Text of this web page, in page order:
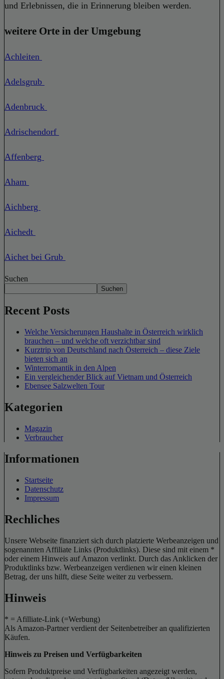
und Erlebnissen, die in Erinnerung bleiben werden.
weitere Orte in der Umgebung
Achleiten
Adelsgrub
Adenbruck
Adrischendorf
Affenberg
Aham
Aichberg
Aichedt
Aichet bei Grub
Suchen
Suchen
Recent Posts
Welche Versicherungen Haushalte in Österreich wirklich
brauchen – und welche oft verzichtbar sind
Kurztrip von Deutschland nach Österreich – diese Ziele
bieten sich an
Winterromantik in den Alpen
Ein vergleichender Blick auf Vietnam und Österreich
Ebensee Salzwelten Tour
Kategorien
Magazin
Verbraucher
Informationen
Startseite
Datenschutz
Impressum
Rechliches
Unsere Webseite finanziert sich durch platzierte Werbeanzeigen und
sogenannten Affiliate Links (Produktlinks). Diese sind mit einem *
oder einem Hinweis auf Amazon verlinkt. Durch das Anklicken der
Produktlinks bzw. Werbeanzeigen verdienen wir einen kleinen
Betrag, der uns hilft, diese Seite weiter zu verbessern.
Hinweis
* = Afilliate-Link (=Werbung)
Als Amazon-Partner verdient der Seitenbetreiber an qualifizierten
Käufen.
Hinweis zu Preisen und Verfügbarkeiten
Sofern Produktpreise und Verfügbarkeiten angezeigt werden,